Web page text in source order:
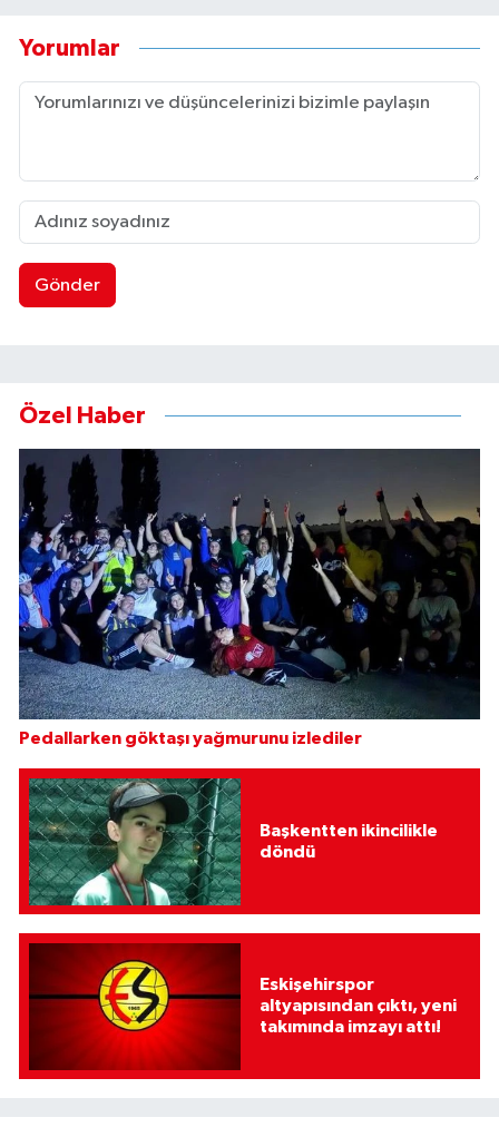
Yorumlar
Gönder
Özel Haber
Pedallarken göktaşı yağmurunu izlediler
Başkentten ikincilikle
döndü
Eskişehirspor
altyapısından çıktı, yeni
takımında imzayı attı!